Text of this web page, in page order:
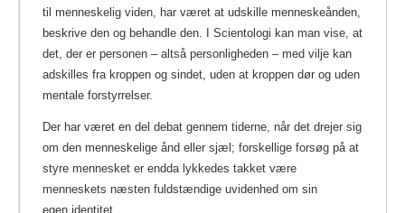
til menneskelig viden, har været at udskille menneskeånden,
beskrive den og behandle den. I Scientologi kan man vise, at
det, der er personen – altså personligheden – med vilje kan
adskilles fra kroppen og sindet, uden at kroppen dør og uden
mentale forstyrrelser.
Der har været en del debat gennem tiderne, når det drejer sig
om den menneskelige ånd eller sjæl; forskellige forsøg på at
styre mennesket er endda lykkedes takket være
menneskets næsten fuldstændige uvidenhed om sin
egen identitet.